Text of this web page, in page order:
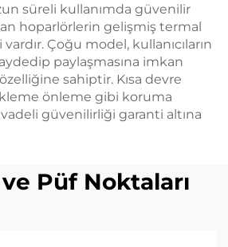
süreli kullanımda güvenilir
hoparlörlerin gelişmiş termal
Çoğu model, kullanıcıların
paylaşmasına imkan
sahiptir. Kısa devre
önleme gibi koruma
güvenilirliği garanti altına
Püf Noktaları